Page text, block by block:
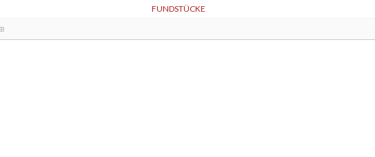
FUNDSTÜCKE